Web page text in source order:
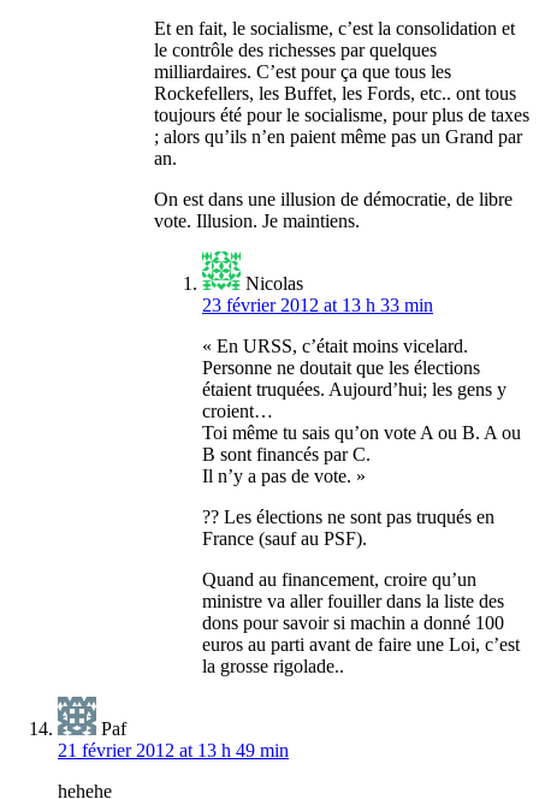
Et en fait, le socialisme, c’est la consolidation et
le contrôle des richesses par quelques
milliardaires. C’est pour ça que tous les
Rockefellers, les Buffet, les Fords, etc.. ont tous
toujours été pour le socialisme, pour plus de taxes
; alors qu’ils n’en paient même pas un Grand par
an.
On est dans une illusion de démocratie, de libre
vote. Illusion. Je maintiens.
Nicolas
23 février 2012 at 13 h 33 min
« En URSS, c’était moins vicelard.
Personne ne doutait que les élections
étaient truquées. Aujourd’hui; les gens y
croient…
Toi même tu sais qu’on vote A ou B. A ou
B sont financés par C.
Il n’y a pas de vote. »
?? Les élections ne sont pas truqués en
France (sauf au PSF).
Quand au financement, croire qu’un
ministre va aller fouiller dans la liste des
dons pour savoir si machin a donné 100
euros au parti avant de faire une Loi, c’est
la grosse rigolade..
Paf
21 février 2012 at 13 h 49 min
hehehe